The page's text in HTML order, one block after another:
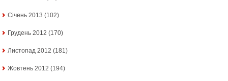
Січень 2013 (102)
Грудень 2012 (170)
Листопад 2012 (181)
Жовтень 2012 (194)